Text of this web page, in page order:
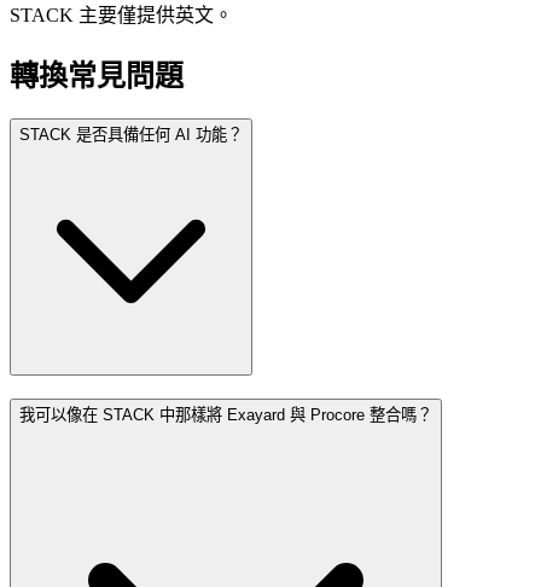
STACK 主要僅提供英文。
轉換常見問題
STACK 是否具備任何 AI 功能？
我可以像在 STACK 中那樣將 Exayard 與 Procore 整合嗎？